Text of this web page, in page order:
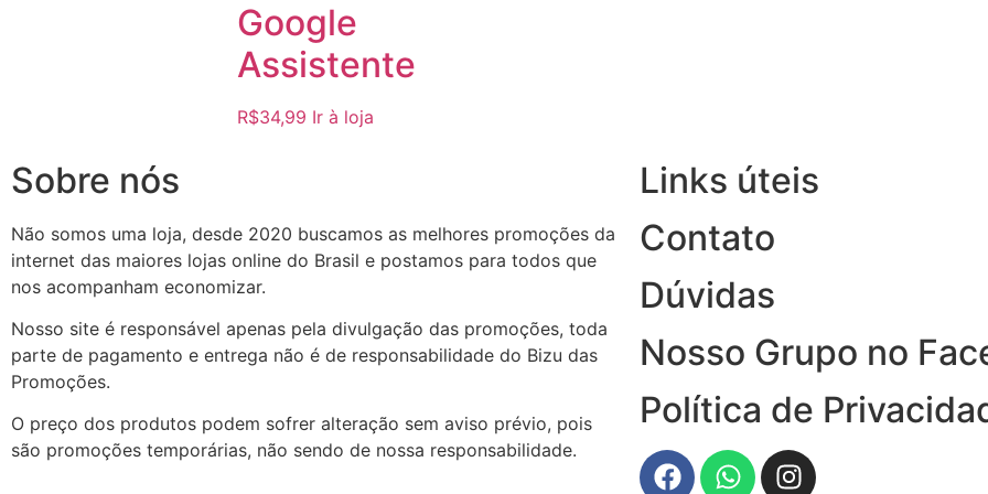
Google
Assistente
R$34,99 Ir à loja
Sobre nós
Não somos uma loja, desde 2020 buscamos as melhores promoções da
internet das maiores lojas online do Brasil e postamos para todos que
nos acompanham economizar.
Nosso site é responsável apenas pela divulgação das promoções, toda
parte de pagamento e entrega não é de responsabilidade do Bizu das
Promoções.
O preço dos produtos podem sofrer alteração sem aviso prévio, pois
são promoções temporárias, não sendo de nossa responsabilidade.
Links úteis
Contato
Dúvidas
Nosso Grupo no
Política de